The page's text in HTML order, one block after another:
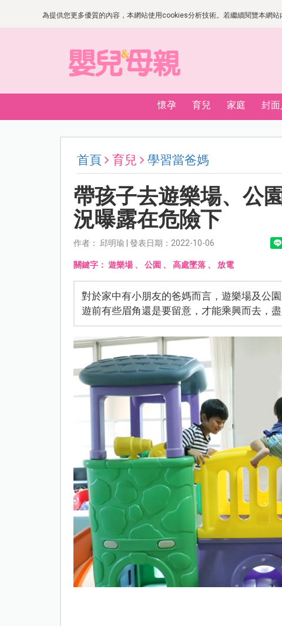
為提供您更多優質的內容，本網站使用cookies分析技術。若繼續閱覽本網
懷孕 育兒 家庭 封
首頁 育兒 學習當爸媽
帶孩子去遊樂場、公
況曝露在危險下
作者： 邱明瑜 | 發表日期：2022-10-06
關鍵字： 遊樂場、 公園 、 高處墜落、 放電
對於家中有小朋友的爸媽而言，遊樂場及公
遊前有些眉角還是要留意，才能乘興而去，盡